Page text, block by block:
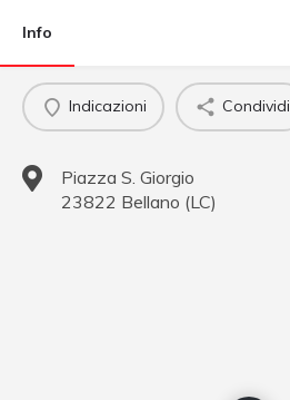
Info
Indicazioni Condividi
Piazza S. Giorgio
23822 Bellano (LC)